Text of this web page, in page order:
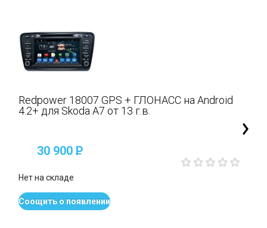
Redpower 18007 GPS + ГЛОНАСС на Android
4.2+ для Skoda A7 от 13 г.в.
30 900 P
Нет на складе
Соощить о появлении